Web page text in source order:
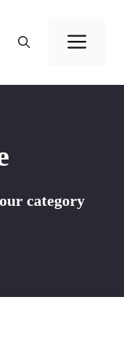
category